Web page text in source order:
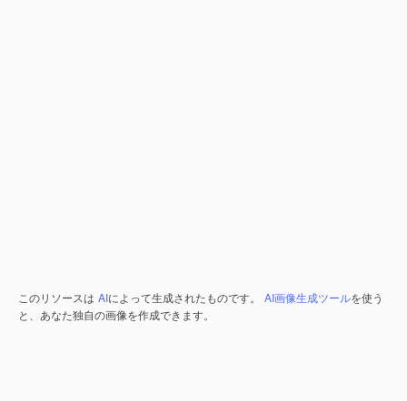
このリソースは AIによって生成されたものです。 AI画像生成ツールを使う
と、あなた独自の画像を作成できます。